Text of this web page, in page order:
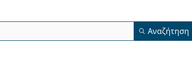
Αναζήτηση